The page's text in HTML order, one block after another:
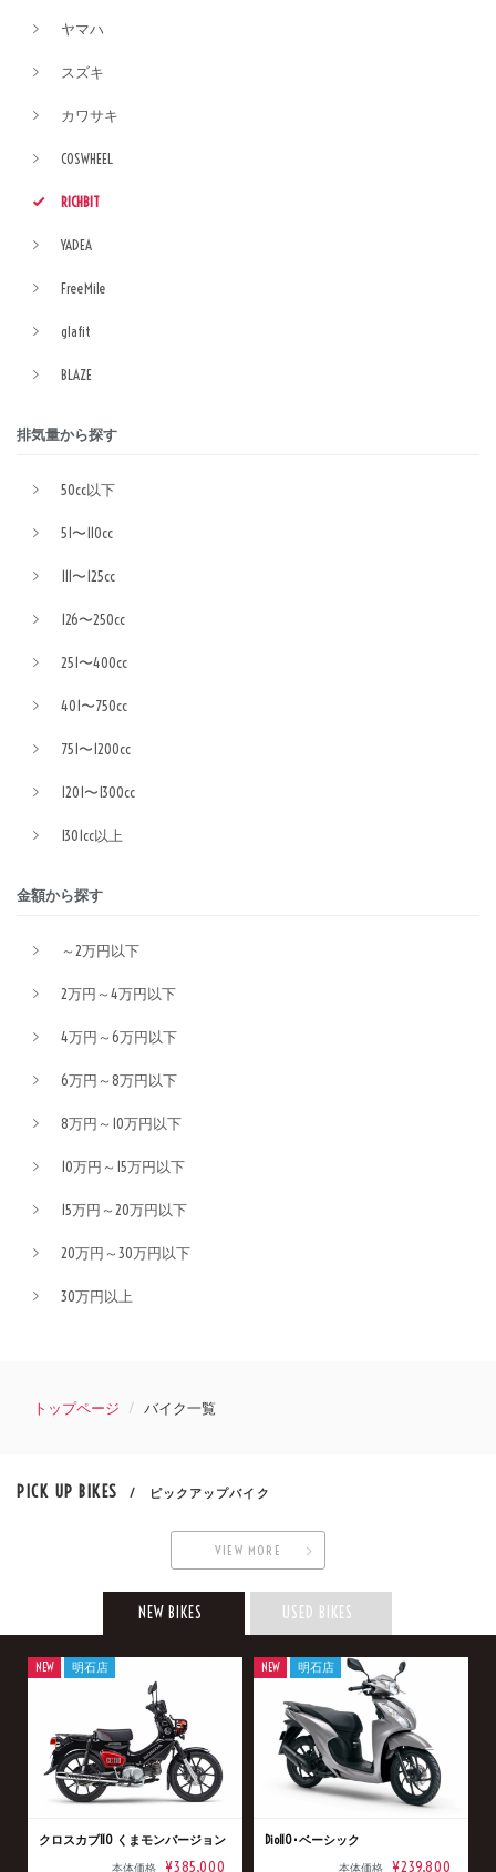
ヤマハ
スズキ
カワサキ
COSWHEEL
RICHBIT
YADEA
FreeMile
glafit
BLAZE
排気量から探す
50cc以下
51〜110cc
111〜125cc
126〜250cc
251〜400cc
401〜750cc
751〜1200cc
1201〜1300cc
1301cc以上
金額から探す
～2万円以下
2万円～4万円以下
4万円～6万円以下
6万円～8万円以下
8万円～10万円以下
10万円～15万円以下
15万円～20万円以下
20万円～30万円以下
30万円以上
トップページ バイク一覧
PICK UP BIKES / ピックアップバイク
VIEW MORE
NEW BIKES USED BIKES
クロスカブ110 くまモンバージョン
本体価格 ¥385,000
NEW 明石店
Dio110･ベーシック
本体価格 ¥239,800
NEW 明石店